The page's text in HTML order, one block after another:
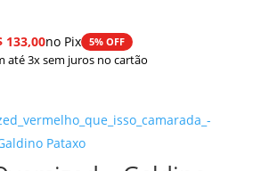
133,00no Pix 5% OFF
até 3x sem juros no cartão